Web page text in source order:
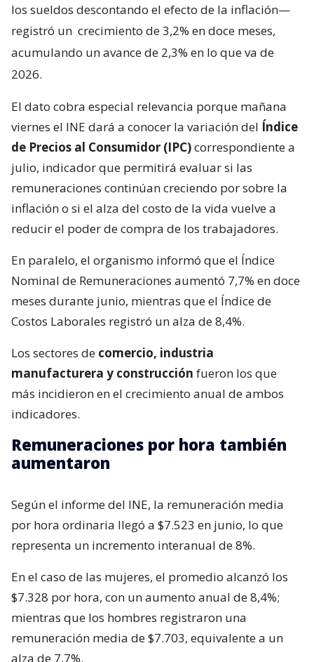
los sueldos descontando el efecto de la inflación—
registró un crecimiento de 3,2% en doce meses,
acumulando un avance de 2,3% en lo que va de
2026.
El dato cobra especial relevancia porque mañana
viernes el INE dará a conocer la variación del Índice
de Precios al Consumidor (IPC)correspondiente a
julio, indicador que permitirá evaluar si las
remuneraciones continúan creciendo por sobre la
inflación o si el alza del costo de la vida vuelve a
reducir el poder de compra de los trabajadores.
En paralelo, el organismo informó que el Índice
Nominal de Remuneraciones aumentó 7,7% en doce
meses durante junio, mientras que el Índice de
Costos Laborales registró un alza de 8,4%.
Los sectores de comercio, industria
manufacturera y construcción fueron los que
más incidieron en el crecimiento anual de ambos
indicadores.
Remuneraciones por hora también
aumentaron
Según el informe del INE, la remuneración media
por hora ordinaria llegó a $7.523 en junio, lo que
representa un incremento interanual de 8%.
En el caso de las mujeres, el promedio alcanzó los
$7.328 por hora, con un aumento anual de 8,4%;
mientras que los hombres registraron una
remuneración media de $7.703, equivalente a un
alza de 7,7%.